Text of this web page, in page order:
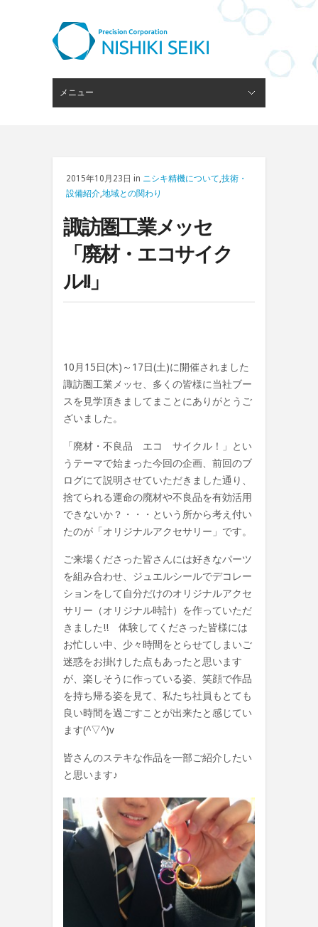
メニュー
2015年10月23日 in ニシキ精機について,技術・
設備紹介,地域との関わり
諏訪圏工業メッセ
「廃材・エコサイク
ル!!」
10月15日(木)～17日(土)に開催されました
諏訪圏工業メッセ、多くの皆様に当社ブー
スを見学頂きましてまことにありがとうご
ざいました。
「廃材・不良品 エコ サイクル！」とい
うテーマで始まった今回の企画、前回のブ
ログにて説明させていただきました通り、
捨てられる運命の廃材や不良品を有効活用
できないか？・・・という所から考え付い
たのが「オリジナルアクセサリー」です。
ご来場くださった皆さんには好きなパーツ
を組み合わせ、ジュエルシールでデコレー
ションをして自分だけのオリジナルアクセ
サリー（オリジナル時計）を作っていただ
きました!! 体験してくださった皆様には
お忙しい中、少々時間をとらせてしまいご
迷惑をお掛けした点もあったと思います
が、楽しそうに作っている姿、笑顔で作品
を持ち帰る姿を見て、私たち社員もとても
良い時間を過ごすことが出来たと感じてい
ます(^▽^)v
皆さんのステキな作品を一部ご紹介したい
と思います♪